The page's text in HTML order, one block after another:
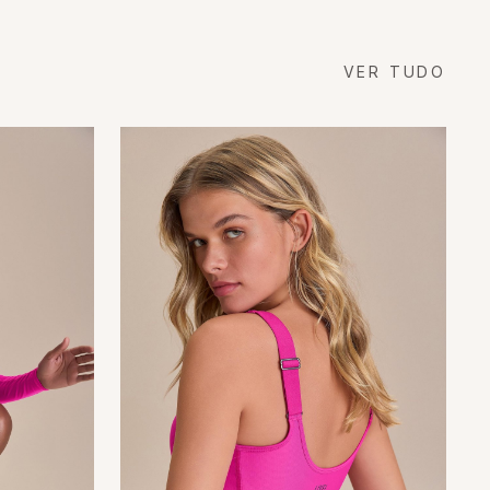
VER TUDO